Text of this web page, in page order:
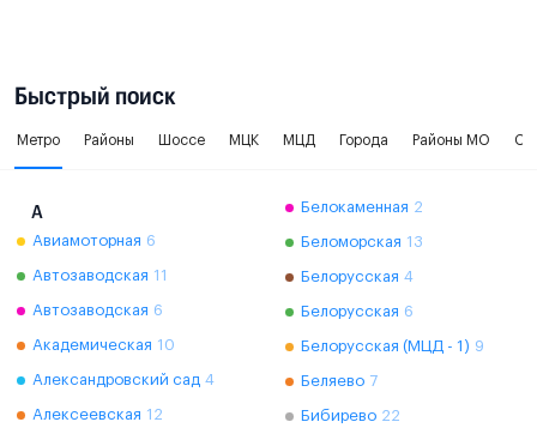
Быстрый поиск
Метро Районы Шоссе МЦК МЦД Города Районы МО
А
Авиамоторная 6
Автозаводская 11
Автозаводская 6
Академическая 10
Александровский сад 4
Алексеевская 12
Белокаменная 2
Беломорская 13
Белорусская 4
Белорусская 6
Белорусская (МЦД - 1) 9
Беляево 7
Бибирево 22